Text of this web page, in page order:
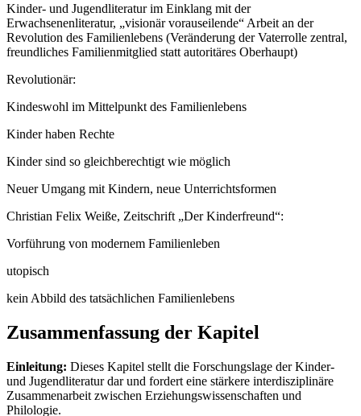
Kinder- und Jugendliteratur im Einklang mit der
Erwachsenenliteratur, „visionär vorauseilende“ Arbeit an der
Revolution des Familienlebens (Veränderung der Vaterrolle zentral,
freundliches Familienmitglied statt autoritäres Oberhaupt)
Revolutionär:
Kindeswohl im Mittelpunkt des Familienlebens
Kinder haben Rechte
Kinder sind so gleichberechtigt wie möglich
Neuer Umgang mit Kindern, neue Unterrichtsformen
Christian Felix Weiße, Zeitschrift „Der Kinderfreund“:
Vorführung von modernem Familienleben
utopisch
kein Abbild des tatsächlichen Familienlebens
Zusammenfassung der Kapitel
Einleitung: Dieses Kapitel stellt die Forschungslage der Kinder-
und Jugendliteratur dar und fordert eine stärkere interdisziplinäre
Zusammenarbeit zwischen Erziehungswissenschaften und
Philologie.